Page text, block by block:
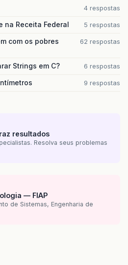
4 respostas
na Receita Federal 5 respostas
com os pobres
62 respostas
Strings em C? 6 respostas
9 respostas
resultados
Resolva seus problemas
— FIAP
de Sistemas, Engenharia de